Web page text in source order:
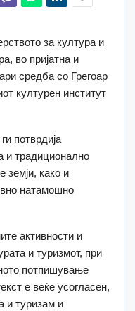
за култура и
во пријатна и
средба со Грегоар
културен институт
потврдија
и традиционално
земји, како и
натамошно
активности и
и туризмот, при
потпишување
е веќе усогласен,
и туризам и